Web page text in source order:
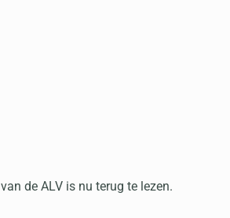
de ALV is nu terug te lezen.